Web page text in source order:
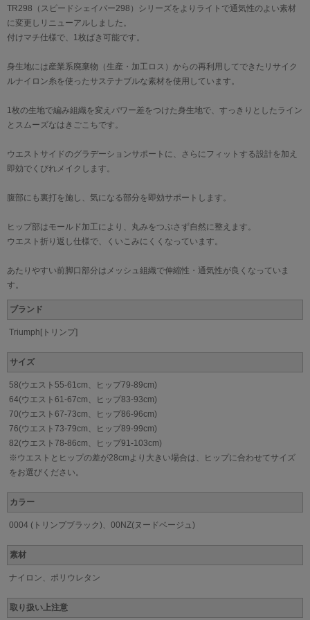
TR298（スピードシェイパー298）シリーズをよりライトで通気性のよい素材
に変更しリニューアルしました。
付けマチ仕様で、1枚ばき可能です。
身生地には産業系廃棄物（生産・加工ロス）からの再利用してできたリサイク
ルナイロン糸を使ったサステナブルな素材を使用しています。
1枚の生地で編み組織を変えパワー差をつけた身生地で、すっきりとしたライン
とスムーズなはきごこちです。
ウエストサイドのグラデーションサポートに、さらにフィットする設計を加え
即効でくびれメイクします。
腹部にも裏打を施し、気になる部分を即効サポートします。
ヒップ部はモールド加工により、丸みをつぶさず自然に整えます。
ウエスト折り返し仕様で、くいこみにくくなっています。
あたりやすい前脚口部分はメッシュ組織で伸縮性・通気性が良くなっていま
す。
ブランド
Triumph[トリンプ]
サイズ
58(ウエスト55-61cm、ヒップ79-89cm)
64(ウエスト61-67cm、ヒップ83-93cm)
70(ウエスト67-73cm、ヒップ86-96cm)
76(ウエスト73-79cm、ヒップ89-99cm)
82(ウエスト78-86cm、ヒップ91-103cm)
※ウエストとヒップの差が28cmより大きい場合は、ヒップに合わせてサイズ
をお選びください。
カラー
0004 (トリンプブラック)、00NZ(ヌードベージュ)
素材
ナイロン、ポリウレタン
取り扱い上注意